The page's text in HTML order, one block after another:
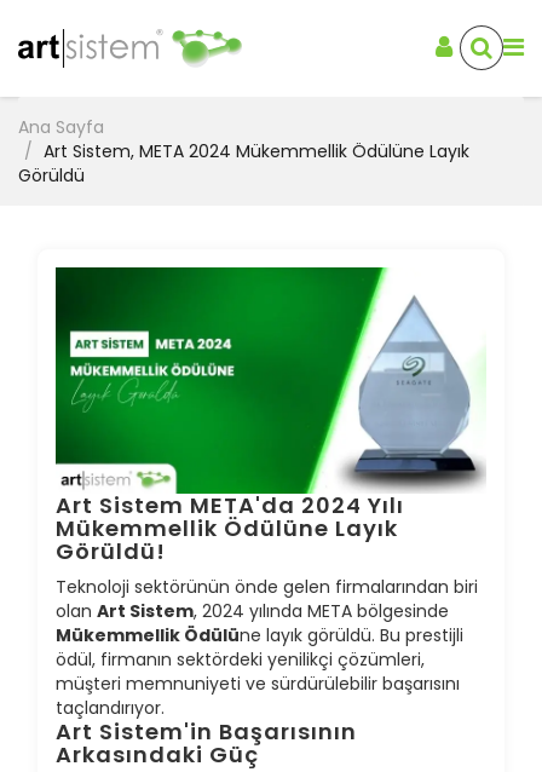
Ana Sayfa
Art Sistem, META 2024 Mükemmellik Ödülüne Layık
Görüldü
Art Sistem META'da 2024 Yılı
Mükemmellik Ödülüne Layık
Görüldü!
Teknoloji sektörünün önde gelen firmalarından biri
olan Art Sistem, 2024 yılında META bölgesinde
Mükemmellik Ödülüne layık görüldü. Bu prestijli
ödül, firmanın sektördeki yenilikçi çözümleri,
müşteri memnuniyeti ve sürdürülebilir başarısını
taçlandırıyor.
Art Sistem'in Başarısının
Arkasındaki Güç